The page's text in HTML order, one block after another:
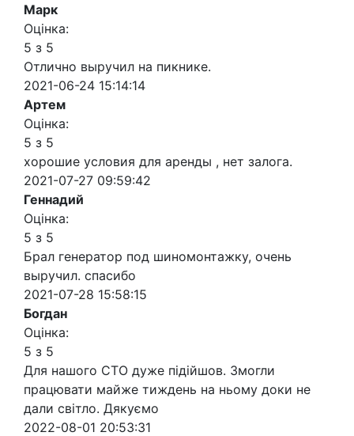
Марк
Оцінка:
5 з 5
Отлично выручил на пикнике.
2021-06-24 15:14:14
Артем
Оцінка:
5 з 5
хорошие условия для аренды , нет залога.
2021-07-27 09:59:42
Геннадий
Оцінка:
5 з 5
Брал генератор под шиномонтажку, очень
выручил. спасибо
2021-07-28 15:58:15
Богдан
Оцінка:
5 з 5
Для нашого СТО дуже підійшов. Змогли
працювати майже тиждень на ньому доки не
дали світло. Дякуємо
2022-08-01 20:53:31